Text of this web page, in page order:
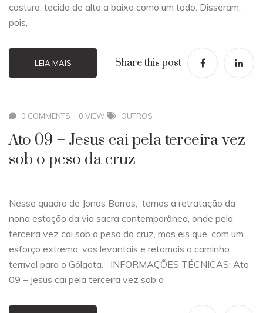
costura, tecida de alto a baixo como um todo. Disseram,
pois,
LEIA MAIS Share this post
0 COMMENTS 0 VIEW OUTROS
Ato 09 – Jesus cai pela terceira vez
sob o peso da cruz
Nesse quadro de Jonas Barros, temos a retratação da
nona estação da via sacra contemporânea, onde pela
terceira vez cai sob o peso da cruz, mas eis que, com um
esforço extremo, vos levantais e retomais o caminho
terrível para o Gólgota. INFORMAÇÕES TÉCNICAS: Ato
09 – Jesus cai pela terceira vez sob o